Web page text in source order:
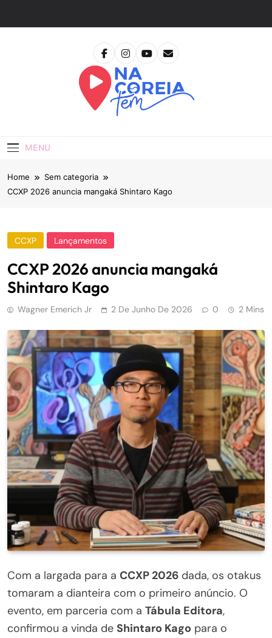
MENU
Home
Sem categoria
CCXP 2026 anuncia mangaká Shintaro Kago
CCXP Lançamentos
CCXP 2026 anuncia mangaká
Shintaro Kago
Wagner Emerich Jr 2 De Junho De 2026 0 2 Mins
Com a largada para a CCXP 2026 dada, os otakus
tomaram a dianteira com o primeiro anúncio. O
evento, em parceria com a Tábula Editora,
confirmou a vinda de Shintaro Kago para o